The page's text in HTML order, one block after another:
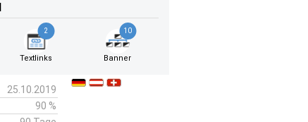
2
Textlinks
10
Banner
25.10.2019
90 %